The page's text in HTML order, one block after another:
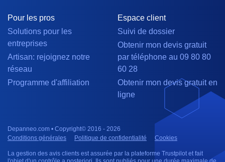
Pour les pros
Solutions pour les
entreprises
Artisan: rejoignez notre
réseau
Programme d'affiliation
Espace client
Suivi de dossier
Obtenir mon devis gratuit
par téléphone au 09 80 80
60 28
Obtenir mon devis gratuit en
ligne
Depanneo.com • Copyright© 2016 - 2026
Conditions générales
Politique de confidentialité Cookies
La gestion des avis clients est assurée par la plateforme Trustpilot et fait